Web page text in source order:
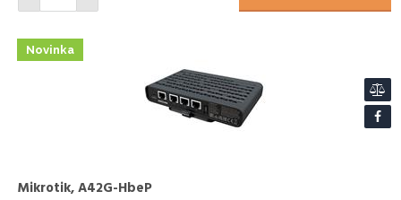
Mikrotik, A42G-HbeP
Novinka